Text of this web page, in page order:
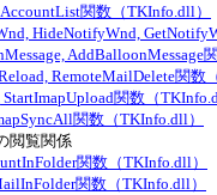
関数（TKInfo.dll）
HideNotifyWnd,
AddBalloonMessage
RemoteMailDelete関数
関数（
関数（TKInfo.dll）
閲覧関係
関数（TKInfo.dll）
関数（TKInfo.dll）